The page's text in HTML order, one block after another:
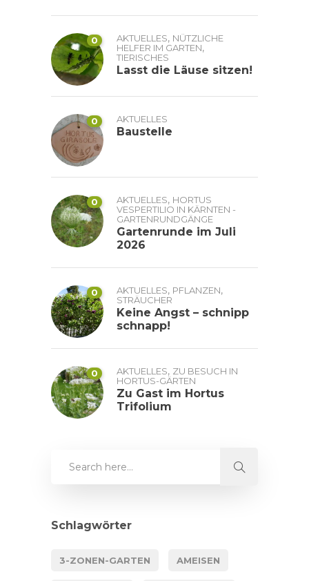
0 AKTUELLES, NÜTZLICHE
HELFER IM GARTEN,
TIERISCHES
Lasst die Läuse sitzen!
0 AKTUELLES
Baustelle
0 AKTUELLES, HORTUS
VESPERTILIO IN KÄRNTEN -
GARTENRUNDGÄNGE
Gartenrunde im Juli
2026
0 AKTUELLES, PFLANZEN,
STRÄUCHER
Keine Angst – schnipp
schnapp!
0 AKTUELLES, ZU BESUCH IN
HORTUS-GÄRTEN
Zu Gast im Hortus
Trifolium
Schlagwörter
3-ZONEN-GARTEN AMEISEN